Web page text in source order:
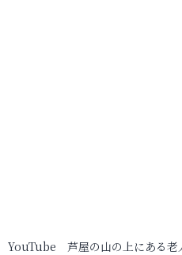
YouTube 芦屋の山の上にある老